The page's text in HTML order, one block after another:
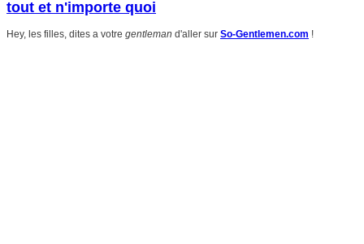
tout et n'importe quoi
Hey, les filles, dites a votre gentleman d'aller sur So-Gentlemen.com !